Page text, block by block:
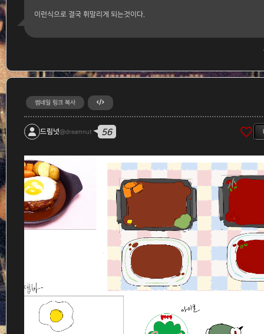
이런식으로 결국 휘말리게 되는것이다.
썸네일 링크 복사
드림넛@dreamnut 56 favorite_border